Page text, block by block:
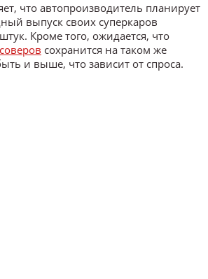
что автопроизводитель планирует
выпуск своих суперкаров
Кроме того, ожидается, что
сохранится на таком же
и выше, что зависит от спроса.